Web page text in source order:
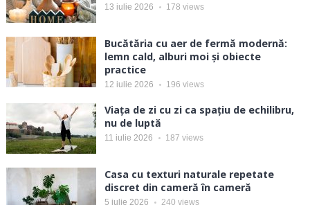
13 iulie 2026 178 views
Bucătăria cu aer de fermă modernă:
lemn cald, alburi moi și obiecte
practice
12 iulie 2026 196 views
Viața de zi cu zi ca spațiu de echilibru,
nu de luptă
11 iulie 2026 187 views
Casa cu texturi naturale repetate
discret din cameră în cameră
5 iulie 2026 240 views